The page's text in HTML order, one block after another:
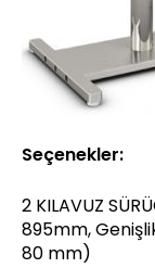
Seçenekler:
2 KILAVUZ
895mm,
80 mm)